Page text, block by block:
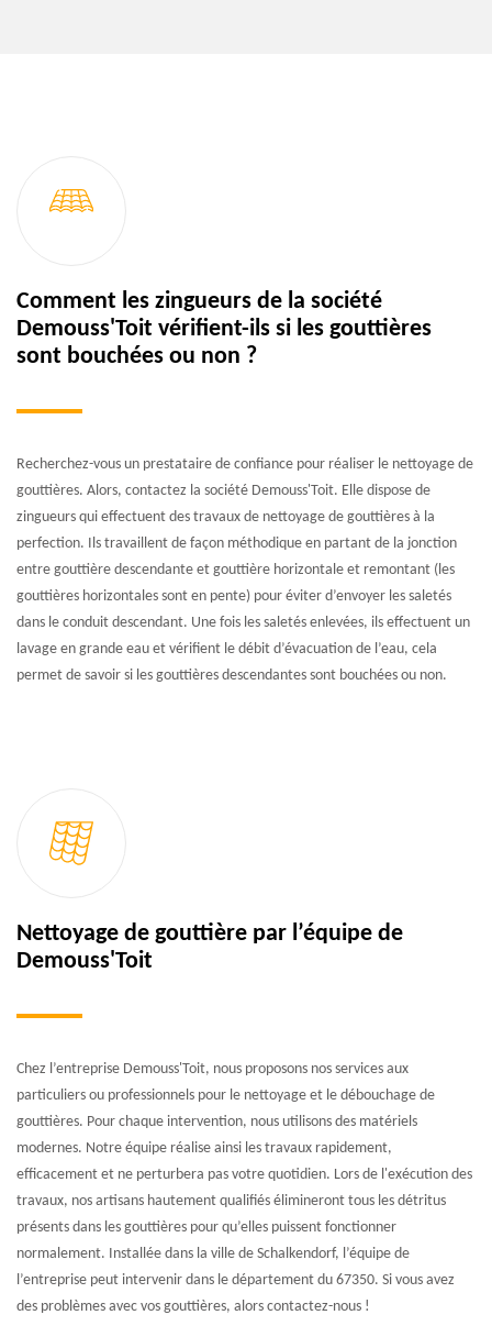
Comment les zingueurs de la société
Demouss'Toit vérifient-ils si les gouttières
sont bouchées ou non ?
Recherchez-vous un prestataire de confiance pour réaliser le nettoyage de
gouttières. Alors, contactez la société Demouss'Toit. Elle dispose de
zingueurs qui effectuent des travaux de nettoyage de gouttières à la
perfection. Ils travaillent de façon méthodique en partant de la jonction
entre gouttière descendante et gouttière horizontale et remontant (les
gouttières horizontales sont en pente) pour éviter d’envoyer les saletés
dans le conduit descendant. Une fois les saletés enlevées, ils effectuent un
lavage en grande eau et vérifient le débit d’évacuation de l’eau, cela
permet de savoir si les gouttières descendantes sont bouchées ou non.
Nettoyage de gouttière par l’équipe de
Demouss'Toit
Chez l’entreprise Demouss'Toit, nous proposons nos services aux
particuliers ou professionnels pour le nettoyage et le débouchage de
gouttières. Pour chaque intervention, nous utilisons des matériels
modernes. Notre équipe réalise ainsi les travaux rapidement,
efficacement et ne perturbera pas votre quotidien. Lors de l'exécution des
travaux, nos artisans hautement qualifiés élimineront tous les détritus
présents dans les gouttières pour qu’elles puissent fonctionner
normalement. Installée dans la ville de Schalkendorf, l’équipe de
l’entreprise peut intervenir dans le département du 67350. Si vous avez
des problèmes avec vos gouttières, alors contactez-nous !